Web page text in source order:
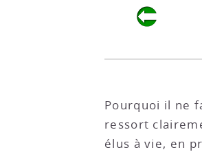
Pourquoi il ne
ressort
élus à vie, en